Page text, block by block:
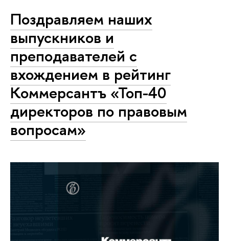
Поздравляем наших
выпускников и
преподавателей с
вхождением в рейтинг
Коммерсантъ «Топ-40
директоров по правовым
вопросам»